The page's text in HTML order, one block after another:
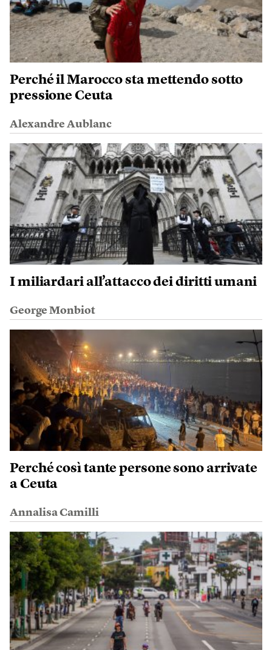
Perché il Marocco sta mettendo sotto
pressione Ceuta
Alexandre Aublanc
I miliardari all’attacco dei diritti umani
George Monbiot
Perché così tante persone sono arrivate
a Ceuta
Annalisa Camilli